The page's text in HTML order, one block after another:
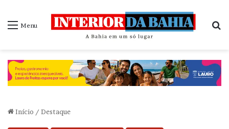
Menu
Início / Destaque